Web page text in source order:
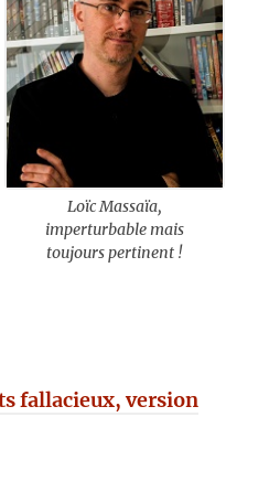
Loïc Massaïa,
imperturbable mais
toujours pertinent !
fallacieux, version